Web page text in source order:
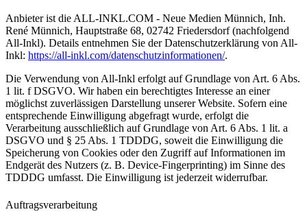
Anbieter ist die ALL-INKL.COM - Neue Medien Münnich, Inh.
René Münnich, Hauptstraße 68, 02742 Friedersdorf (nachfolgend
All-Inkl). Details entnehmen Sie der Datenschutzerklärung von All-
Inkl: https://all-inkl.com/datenschutzinformationen/.
Die Verwendung von All-Inkl erfolgt auf Grundlage von Art. 6 Abs.
1 lit. f DSGVO. Wir haben ein berechtigtes Interesse an einer
möglichst zuverlässigen Darstellung unserer Website. Sofern eine
entsprechende Einwilligung abgefragt wurde, erfolgt die
Verarbeitung ausschließlich auf Grundlage von Art. 6 Abs. 1 lit. a
DSGVO und § 25 Abs. 1 TDDDG, soweit die Einwilligung die
Speicherung von Cookies oder den Zugriff auf Informationen im
Endgerät des Nutzers (z. B. Device-Fingerprinting) im Sinne des
TDDDG umfasst. Die Einwilligung ist jederzeit widerrufbar.
Auftragsverarbeitung